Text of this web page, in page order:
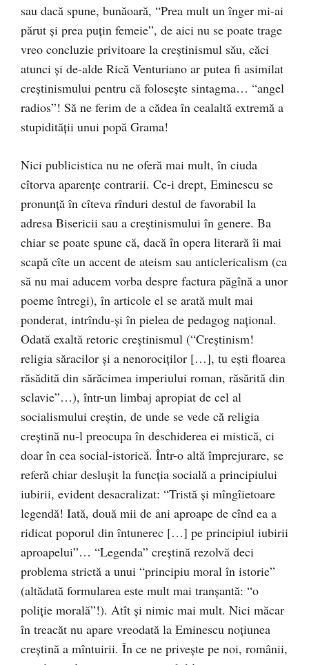
sau dacă spune, bunăoară, “Prea mult un înger mi-ai
părut şi prea puţin femeie”, de aici nu se poate trage
vreo concluzie privitoare la creştinismul său, căci
atunci şi de-alde Rică Venturiano ar putea fi asimilat
creştinismului pentru că foloseşte sintagma… “angel
radios”! Să ne ferim de a cădea în cealaltă extremă a
stupidităţii unui popă Grama!
Nici publicistica nu ne oferă mai mult, în ciuda
cîtorva aparenţe contrarii. Ce-i drept, Eminescu se
pronunţă în cîteva rînduri destul de favorabil la
adresa Bisericii sau a creştinismului în genere. Ba
chiar se poate spune că, dacă în opera literară îi mai
scapă cîte un accent de ateism sau anticlericalism (ca
să nu mai aducem vorba despre factura păgînă a unor
poeme întregi), în articole el se arată mult mai
ponderat, intrîndu-şi în pielea de pedagog naţional.
Odată exaltă retoric creştinismul (“Creştinism!
religia săracilor şi a nenorociţilor […], tu eşti floarea
răsădită din sărăcimea imperiului roman, răsărită din
sclavie”…), într-un limbaj apropiat de cel al
socialismului creştin, de unde se vede că religia
creştină nu-l preocupa în deschiderea ei mistică, ci
doar în cea social-istorică. Într-o altă împrejurare, se
referă chiar desluşit la funcţia socială a principiului
iubirii, evident desacralizat: “Tristă şi mîngîietoare
legendă! Iată, două mii de ani aproape de cînd ea a
ridicat poporul din întunerec […] pe principiul iubirii
aproapelui”… “Legenda” creştină rezolvă deci
problema strictă a unui “principiu moral în istorie”
(altădată formularea este mult mai tranşantă: “o
poliţie morală”!). Atît şi nimic mai mult. Nici măcar
în treacăt nu apare vreodată la Eminescu noţiunea
creştină a mîntuirii. În ce ne priveşte pe noi, românii,